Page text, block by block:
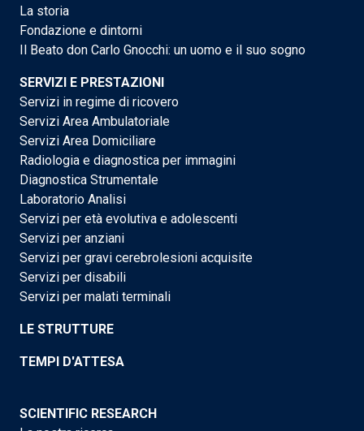
La storia
Fondazione e dintorni
Il Beato don Carlo Gnocchi: un uomo e il suo sogno
SERVIZI E PRESTAZIONI
Servizi in regime di ricovero
Servizi Area Ambulatoriale
Servizi Area Domiciliare
Radiologia e diagnostica per immagini
Diagnostica Strumentale
Laboratorio Analisi
Servizi per età evolutiva e adolescenti
Servizi per anziani
Servizi per gravi cerebrolesioni acquisite
Servizi per disabili
Servizi per malati terminali
LE STRUTTURE
TEMPI D'ATTESA
SCIENTIFIC RESEARCH